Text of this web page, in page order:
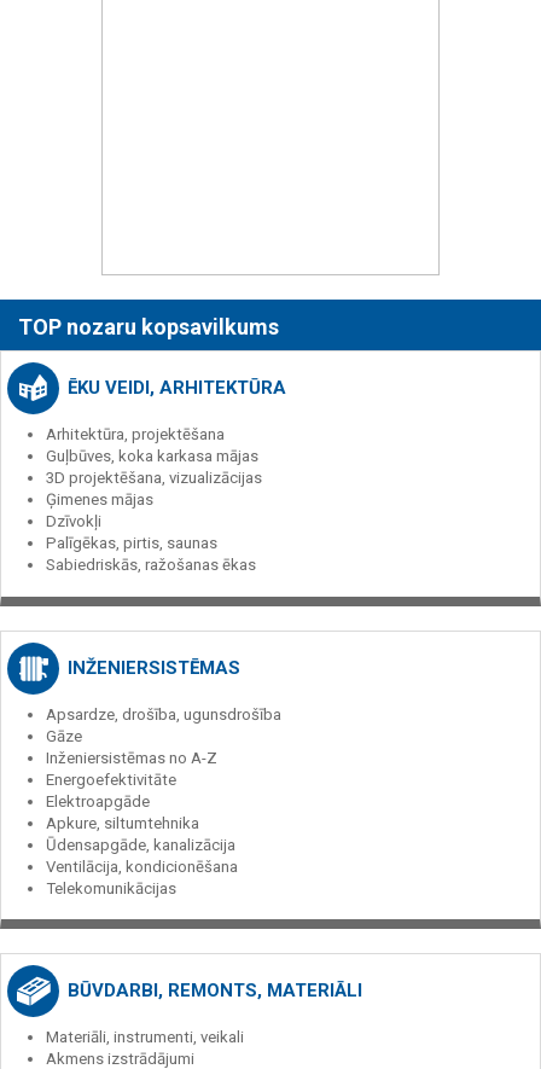
TOP nozaru kopsavilkums
ĒKU VEIDI, ARHITEKTŪRA
Arhitektūra, projektēšana
Guļbūves, koka karkasa mājas
3D projektēšana, vizualizācijas
Ģimenes mājas
Dzīvokļi
Palīgēkas, pirtis, saunas
Sabiedriskās, ražošanas ēkas
INŽENIERSISTĒMAS
Apsardze, drošība, ugunsdrošība
Gāze
Inženiersistēmas no A-Z
Energoefektivitāte
Elektroapgāde
Apkure, siltumtehnika
Ūdensapgāde, kanalizācija
Ventilācija, kondicionēšana
Telekomunikācijas
BŪVDARBI, REMONTS, MATERIĀLI
Materiāli, instrumenti, veikali
Akmens izstrādājumi